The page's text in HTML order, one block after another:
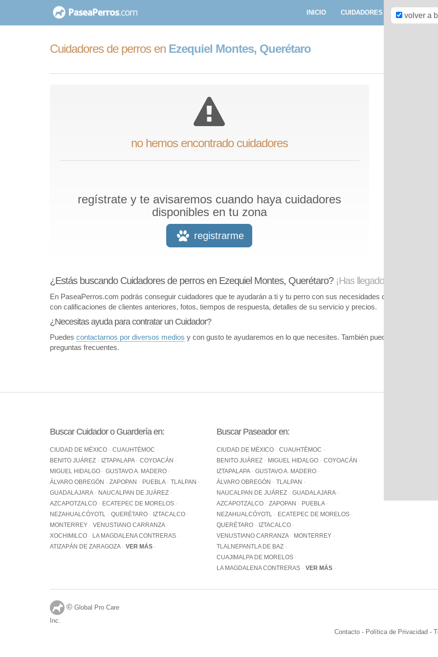
contenido
INICIO CUIDADORES
Cuidadores de perros en Ezequiel Montes, Querétaro
no hemos encontrado cuidadores
regístrate y te avisaremos cuando haya cuidadores
disponibles en tu zona
registrarme
volver a
¿Estás buscando Cuidadores de perros en Ezequiel Montes, Querétaro? ¡Has llegado al lugar
En PaseaPerros.com podrás conseguir cuidadores que te ayudarán a ti y tu perro con sus necesidades de cuidado.
con calificaciones de clientes anteriores, fotos, tiempos de respuesta, detalles de su servicio y precios.
¿Necesitas ayuda para contratar un Cuidador?
Puedes contactarnos por diversos medios y con gusto te ayudaremos en lo que necesites. También puedes visitar
preguntas frecuentes.
Buscar Cuidador o Guardería en:
CIUDAD DE MÉXICO
CUAUHTÉMOC
BENITO JUÁREZ
IZTAPALAPA
COYOACÁN
MIGUEL HIDALGO
GUSTAVO A. MADERO
ÁLVARO OBREGÓN
ZAPOPAN PUEBLA
TLALPAN
GUADALAJARA
NAUCALPAN DE JUÁREZ
AZCAPOTZALCO
ECATEPEC DE MORELOS
NEZAHUALCÓYOTL
QUERÉTARO
IZTACALCO
MONTERREY
VENUSTIANO CARRANZA
XOCHIMILCO
LA MAGDALENA CONTRERAS
ATIZAPÁN DE ZARAGOZA
VER MÁS
Buscar Paseador en:
CIUDAD DE MÉXICO
CUAUHTÉMOC
BENITO JUÁREZ
MIGUEL HIDALGO
COYOACÁN
IZTAPALAPA
GUSTAVO A. MADERO
ÁLVARO OBREGÓN
TLALPAN
NAUCALPAN DE JUÁREZ
GUADALAJARA
AZCAPOTZALCO
ZAPOPAN
PUEBLA
NEZAHUALCÓYOTL
ECATEPEC DE MORELOS
QUERÉTARO
IZTACALCO
VENUSTIANO CARRANZA
MONTERREY
TLALNEPANTLA DE BAZ
CUAJIMALPA DE MORELOS
LA MAGDALENA CONTRERAS
VER MÁS
Contacto - Política de Privacidad -
© Global Pro Care
Inc.